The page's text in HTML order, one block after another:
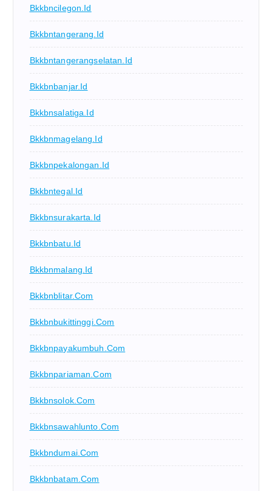
Bkkbncilegon.id
Bkkbntangerang.id
Bkkbntangerangselatan.id
Bkkbnbanjar.id
Bkkbnsalatiga.id
Bkkbnmagelang.id
Bkkbnpekalongan.id
Bkkbntegal.id
Bkkbnsurakarta.id
Bkkbnbatu.id
Bkkbnmalang.id
Bkkbnblitar.com
Bkkbnbukittinggi.com
Bkkbnpayakumbuh.com
Bkkbnpariaman.com
Bkkbnsolok.com
Bkkbnsawahlunto.com
Bkkbndumai.com
Bkkbnbatam.com